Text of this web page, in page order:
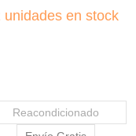
Fuera de stock
Envío Gratis